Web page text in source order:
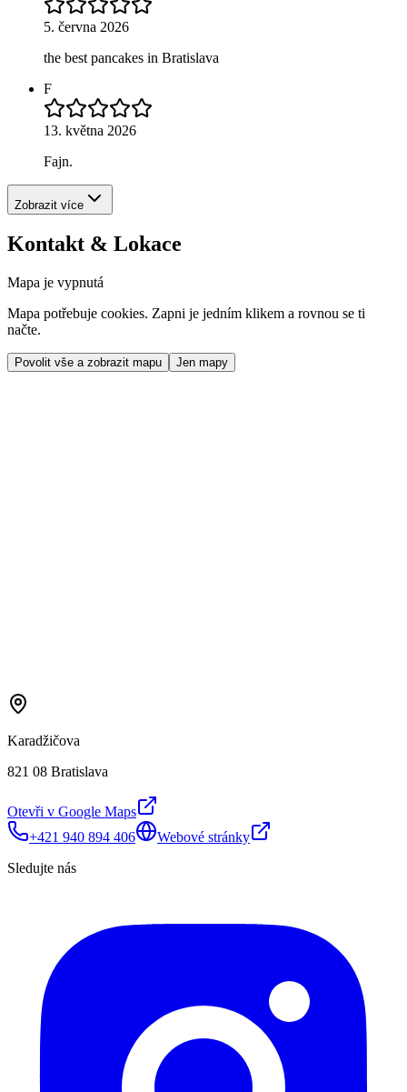
5. června 2026
the best pancakes in Bratislava
F
13. května 2026
Fajn.
Zobrazit více
Kontakt & Lokace
Mapa je vypnutá
Mapa potřebuje cookies. Zapni je jedním klikem a rovnou se ti
načte.
Povolit vše a zobrazit mapu Jen mapy
Karadžičova
821 08 Bratislava
Otevři v Google Maps
+421 940 894 406
Webové stránky
Sledujte nás